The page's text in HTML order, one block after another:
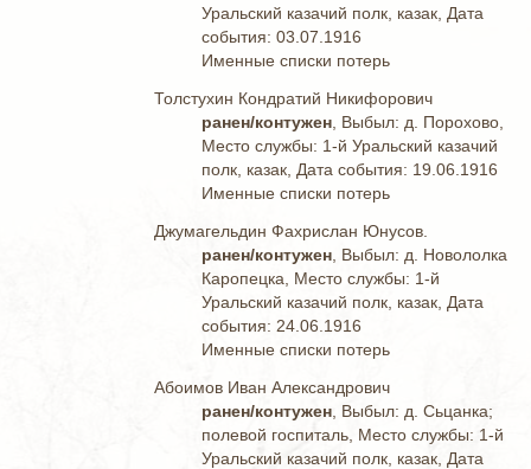
Уральский казачий полк, казак, Дата
события: 03.07.1916
Именные списки потерь
Толстухин Кондратий Никифорович
ранен/контужен , Выбыл: д. Порохово,
Место службы: 1-й Уральский казачий
полк, казак, Дата события: 19.06.1916
Именные списки потерь
Джумагельдин Фахрислан Юнусов.
ранен/контужен , Выбыл: д. Новололка
Каропецка, Место службы: 1-й
Уральский казачий полк, казак, Дата
события: 24.06.1916
Именные списки потерь
Абоимов Иван Александрович
ранен/контужен , Выбыл: д. Сьцанка;
полевой госпиталь, Место службы: 1-й
Уральский казачий полк, казак, Дата